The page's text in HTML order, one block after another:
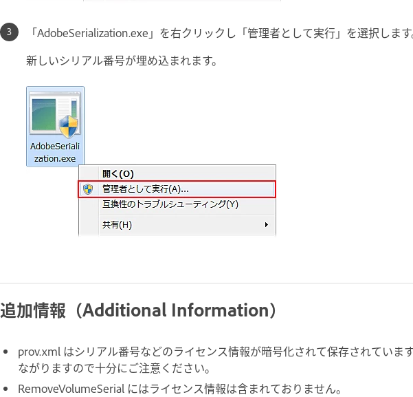
「AdobeSerialization.exe」を右クリックし「管理者として実行」を選択します
新しいシリアル番号が埋め込まれます。
追加情報（Additional Information）
prov.xml はシリアル番号などのライセンス情報が暗号化されて保存されていま
ながりますので十分にご注意ください。
RemoveVolumeSerial にはライセンス情報は含まれておりません。